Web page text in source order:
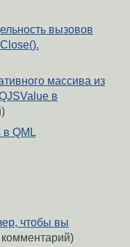
вызовов
массива из
в
QML
чтобы вы
комментарий)